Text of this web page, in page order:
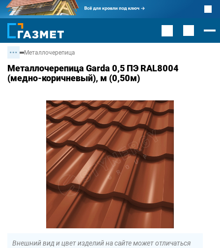
Металлочерепица
Металлочерепица Garda 0,5 ПЭ RAL8004
(медно-коричневый), м (0,50м)
Внешний вид и цвет изделий на сайте может отличаться